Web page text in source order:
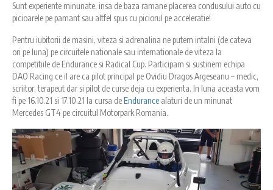
Sunt experiente minunate, insa de baza ramane placerea condusului auto cu
picioarele pe pamant sau altfel spus cu piciorul pe acceleratie!
Pentru iubitorii de masini, viteza si adrenalina ne putem intalni (de cateva
ori pe luna) pe circuitele nationale sau internationale de viteza la
competitiile de Endurance si Radical Cup. Participam si sustinem echipa
DAO Racing ce il are ca pilot principal pe Ovidiu Dragos Argeseanu – medic,
scriitor, terapeut dar si pilot de curse deja cu experienta. In luna aceasta vom
fi pe 16.10.21 si 17.10.21 la cursa deEndurance alaturi de un minunat
Mercedes GT4 pe circuitul Motorpark Romania.